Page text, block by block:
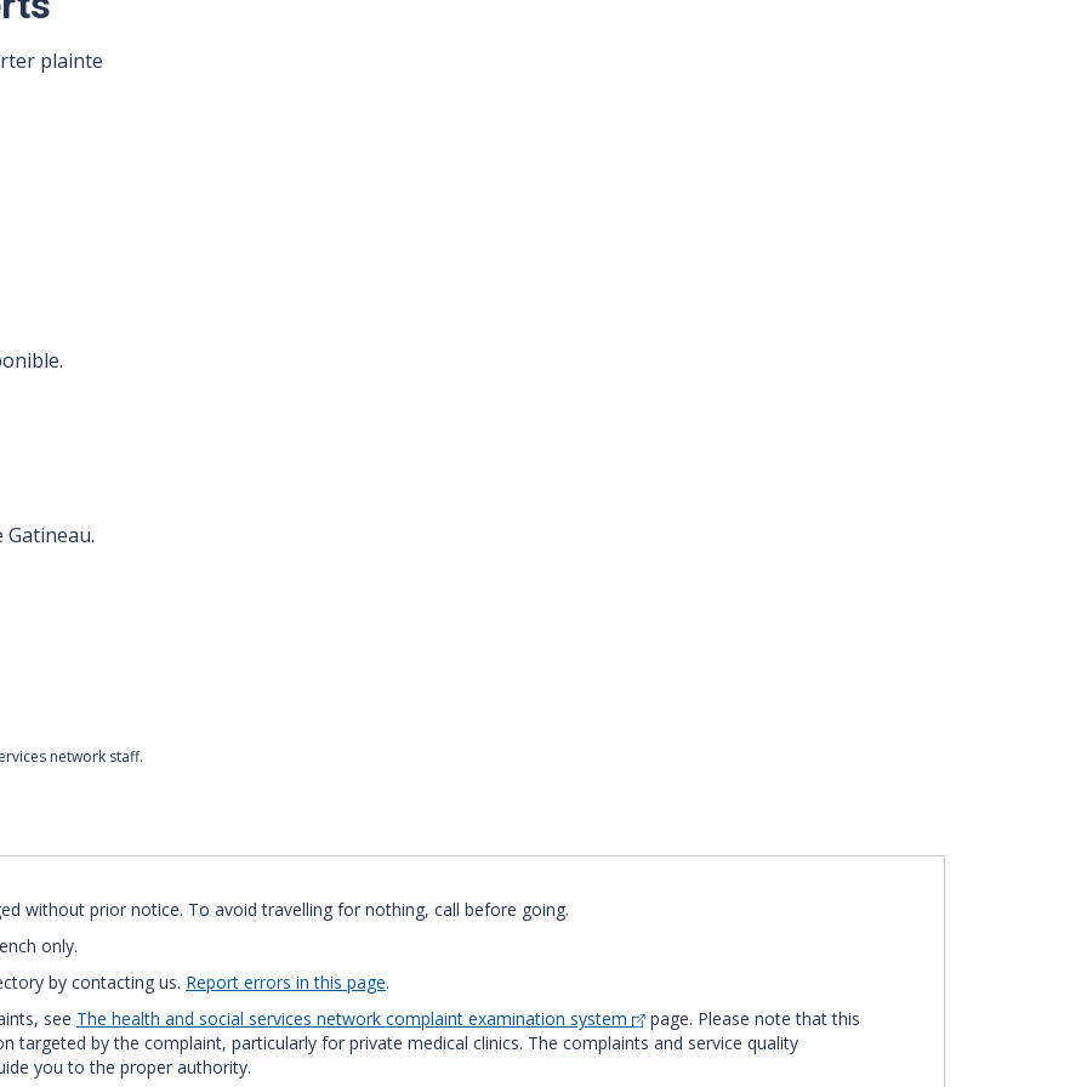
plainte
network staff.
without prior notice. To avoid travelling for nothing, call before going.
only.
by contacting us. Report errors in this page.
see The health and social services network complaint examination system
page. Please note that this
targeted by the complaint, particularly for private medical clinics. The complaints and service quality
you to the proper authority.